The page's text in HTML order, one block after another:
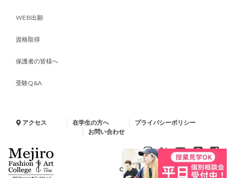
WEB出願
資格取得
保護者の皆様へ
受験Q&A
アクセス 在学生の方へ
プライバシーポリシー
お問い合わせ
Copyright © 2024 Minelva Gakuen.
All Rights Reserved.